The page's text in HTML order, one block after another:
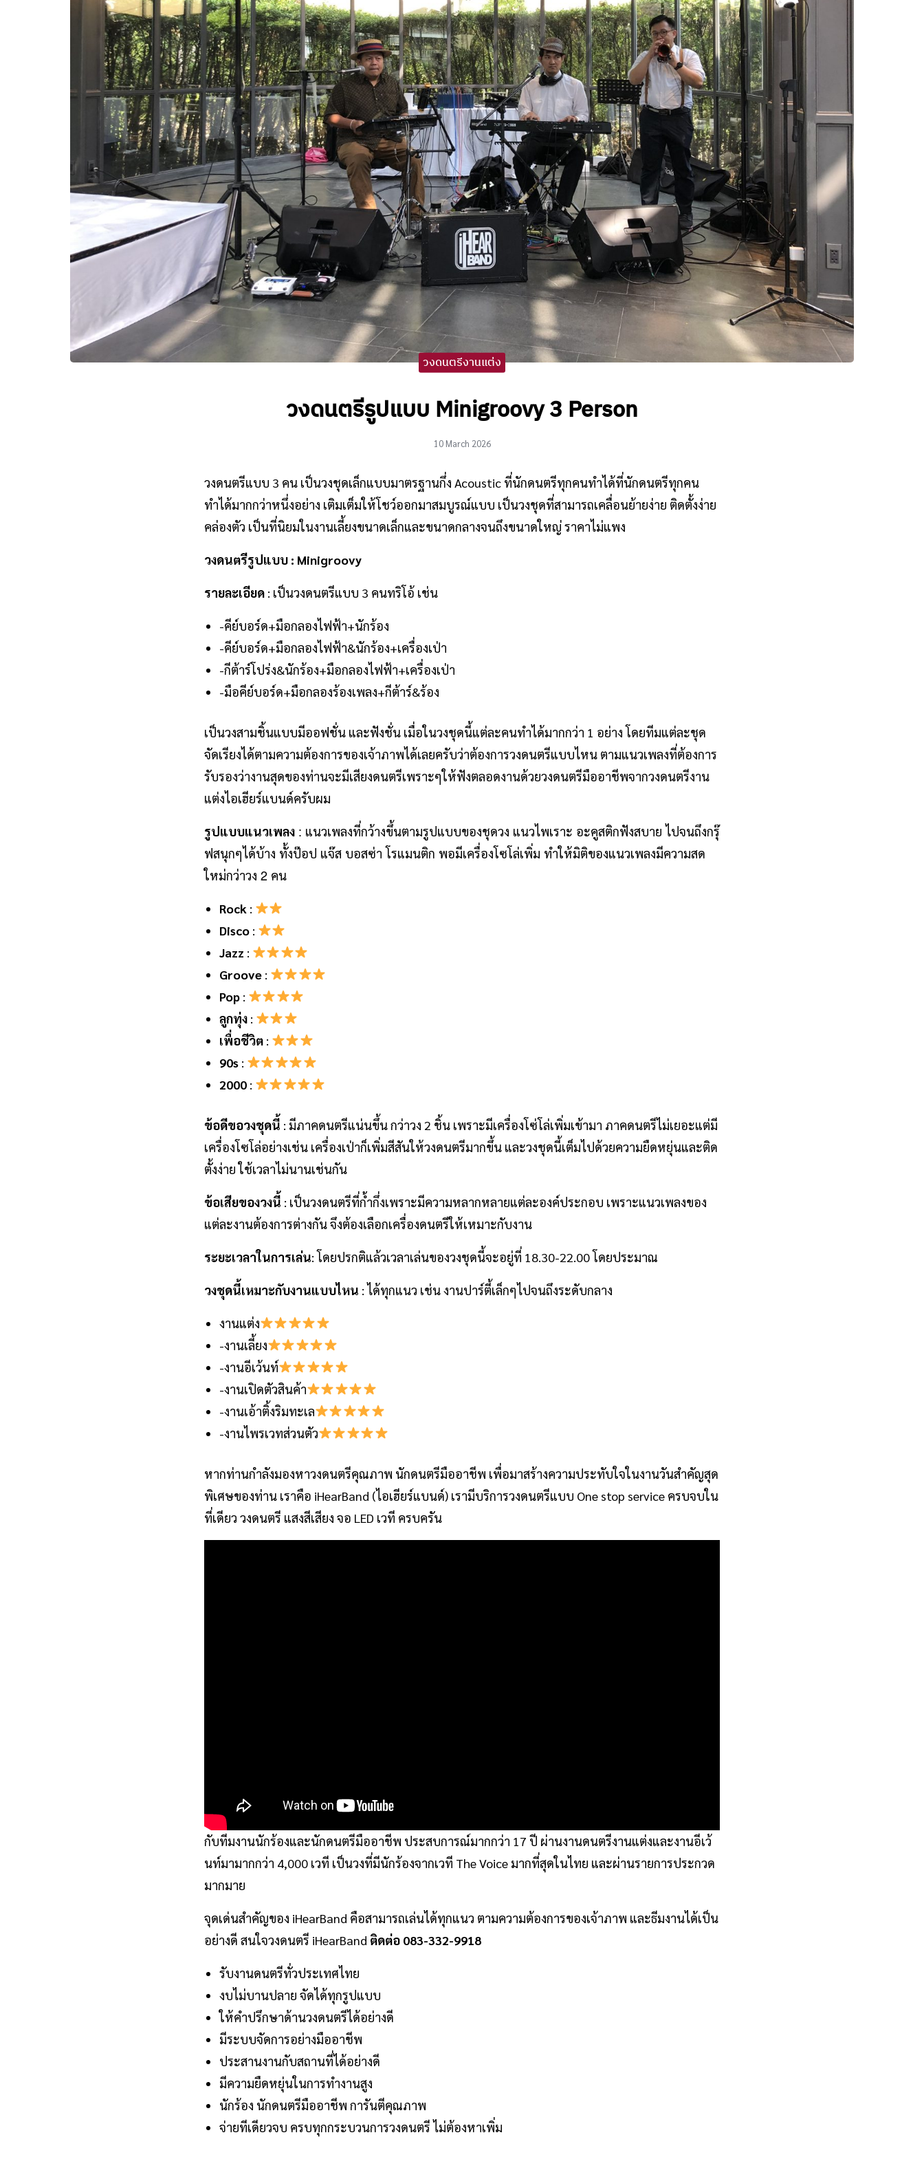
วงดนตรีงานแต่ง
วงดนตรีรูปแบบ Minigroovy 3 Person
10 March 2026
วงดนตรีแบบ 3 คน เป็นวงชุดเล็กแบบมาตรฐานกึ่ง Acoustic ที่นักดนตรีทุกคนทำได้ที่นักดนตรีทุกคน
ทำได้มากกว่าหนึ่งอย่าง เติมเต็มให้โชว์ออกมาสมบูรณ์แบบ เป็นวงชุดที่สามารถเคลื่อนย้ายง่าย ติดตั้งง่าย
คล่องตัว เป็นที่นิยมในงานเลี้ยงขนาดเล็กและขนาดกลางจนถึงขนาดใหญ่ ราคาไม่แพง
วงดนตรีรูปแบบ : Minigroovy
รายละเอียด : เป็นวงดนตรีแบบ 3 คนทริโอ้ เช่น
-คีย์บอร์ด+มือกลองไฟฟ้า+นักร้อง
-คีย์บอร์ด+มือกลองไฟฟ้า&นักร้อง+เครื่องเป่า
-กีต้าร์โปร่ง&นักร้อง+มือกลองไฟฟ้า+เครื่องเป่า
-มือคีย์บอร์ด+มือกลองร้องเพลง+กีต้าร์&ร้อง
เป็นวงสามชิ้นแบบมีออฟชั่น และฟังชั่น เมื่อในวงชุดนี้แต่ละคนทำได้มากกว่า 1 อย่าง โดยทีมแต่ละชุด
จัดเรียงได้ตามความต้องการของเจ้าภาพได้เลยครับว่าต้องการวงดนตรีแบบไหน ตามแนวเพลงที่ต้องการ
รับรองว่างานสุดของท่านจะมีเสียงดนตรีเพราะๆให้ฟังตลอดงานด้วยวงดนตรีมืออาชีพจากวงดนตรีงาน
แต่งไอเฮียร์แบนด์ครับผม
รูปแบบแนวเพลง : แนวเพลงที่กว้างขึ้นตามรูปแบบของชุดวง แนวไพเราะ อะคูสติกฟังสบาย ไปจนถึงกรุ๊
ฟสนุกๆได้บ้าง ทั้งป๊อป แจ๊ส บอสซ่า โรแมนติก พอมีเครื่องโซโล่เพิ่ม ทำให้มิติของแนวเพลงมีความสด
ใหม่กว่าวง 2 คน
Rock :
Disco:
Jazz :
Groove:
Pop:
ลูกทุ่ง:
เพื่อชีวิต:
90s:
2000:
ข้อดีขอวงชุดนี้ : มีภาคดนตรีแน่นขึ้น กว่าวง 2 ชิ้น เพราะมีเครื่องโซ่โล่เพิ่มเข้ามา ภาคดนตรีไม่เยอะแต่มี
เครื่องโซโล่อย่างเช่น เครื่องเป่าก็เพิ่มสีสันให้วงดนตรีมากขึ้น และวงชุดนี้เต็มไปด้วยความยืดหยุ่นและติด
ตั้งง่าย ใช้เวลาไม่นานเช่นกัน
ข้อเสียของวงนี้ : เป็นวงดนตรีที่ก้ำกึ่งเพราะมีความหลากหลายแต่ละองค์ประกอบ เพราะแนวเพลงของ
แต่ละงานต้องการต่างกัน จึงต้องเลือกเครื่องดนตรีให้เหมาะกับงาน
ระยะเวลาในการเล่น: โดยปรกติแล้วเวลาเล่นของวงชุดนี้จะอยู่ที่ 18.30-22.00 โดยประมาณ
วงชุดนี้เหมาะกับงานแบบไหน : ได้ทุกแนว เช่น งานปาร์ตี้เล็กๆไปจนถึงระดับกลาง
งานแต่ง
-งานเลี้ยง
-งานอีเว้นท์
-งานเปิดตัวสินค้า
-งานเอ้าติ้งริมทะเล
-งานไพรเวทส่วนตัว
หากท่านกำลังมองหาวงดนตรีคุณภาพ นักดนตรีมืออาชีพ เพื่อมาสร้างความประทับใจในงานวันสำคัญสุด
พิเศษของท่าน เราคือ iHearBand (ไอเฮียร์แบนด์) เรามีบริการวงดนตรีแบบ One stop service ครบจบใน
ที่เดียว วงดนตรี แสงสีเสียง จอ LED เวที ครบครัน
กับทีมงานนักร้องและนักดนตรีมืออาชีพ ประสบการณ์มากกว่า 17 ปี ผ่านงานดนตรีงานแต่งและงานอีเว้
นท์มามากกว่า 4,000 เวที เป็นวงที่มีนักร้องจากเวที The Voice มากที่สุดในไทย และผ่านรายการประกวด
มากมาย
จุดเด่นสำคัญของ iHearBand คือสามารถเล่นได้ทุกแนว ตามความต้องการของเจ้าภาพ และธีมงานได้เป็น
อย่างดี สนใจวงดนตรี iHearBand ติดต่อ 083-332-9918
รับงานดนตรีทั่วประเทศไทย
งบไม่บานปลาย จัดได้ทุกรูปแบบ
ให้คำปรึกษาด้านวงดนตรีได้อย่างดี
มีระบบจัดการอย่างมืออาชีพ
ประสานงานกับสถานที่ได้อย่างดี
มีความยืดหยุ่นในการทำงานสูง
นักร้อง นักดนตรีมืออาชีพ การันตีคุณภาพ
จ่ายทีเดียวจบ ครบทุกกระบวนการวงดนตรี ไม่ต้องหาเพิ่ม